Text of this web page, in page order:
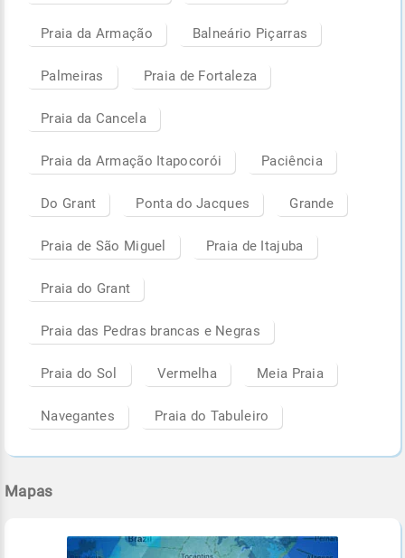
Praia da Armação Balneário Piçarras
Palmeiras Praia de Fortaleza
Praia da Cancela
Praia da Armação Itapocorói Paciência
Do Grant Ponta do Jacques Grande
Praia de São Miguel Praia de Itajuba
Praia do Grant
Praia das Pedras brancas e Negras
Praia do Sol Vermelha Meia Praia
Navegantes Praia do Tabuleiro
Mapas